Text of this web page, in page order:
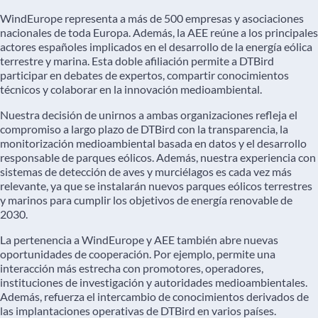
WindEurope representa a más de 500 empresas y asociaciones
nacionales de toda Europa. Además, la AEE reúne a los principales
actores españoles implicados en el desarrollo de la energía eólica
terrestre y marina. Esta doble afiliación permite a DTBird
participar en debates de expertos, compartir conocimientos
técnicos y colaborar en la innovación medioambiental.
Nuestra decisión de unirnos a ambas organizaciones refleja el
compromiso a largo plazo de DTBird con la transparencia, la
monitorización medioambiental basada en datos y el desarrollo
responsable de parques eólicos. Además, nuestra experiencia con
sistemas de detección de aves y murciélagos es cada vez más
relevante, ya que se instalarán nuevos parques eólicos terrestres
y marinos para cumplir los objetivos de energía renovable de
2030.
La pertenencia a WindEurope y AEE también abre nuevas
oportunidades de cooperación. Por ejemplo, permite una
interacción más estrecha con promotores, operadores,
instituciones de investigación y autoridades medioambientales.
Además, refuerza el intercambio de conocimientos derivados de
las implantaciones operativas de DTBird en varios países.